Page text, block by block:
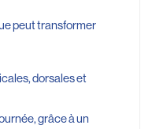
peut transformer
dorsales et
grâce à un